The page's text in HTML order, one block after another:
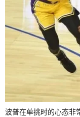
波普在单挑时的心态非